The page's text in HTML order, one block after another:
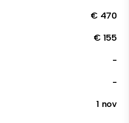
€ 470
€ 155
-
-
1 nov